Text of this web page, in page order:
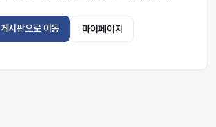
게시판으로 이동 마이페이지